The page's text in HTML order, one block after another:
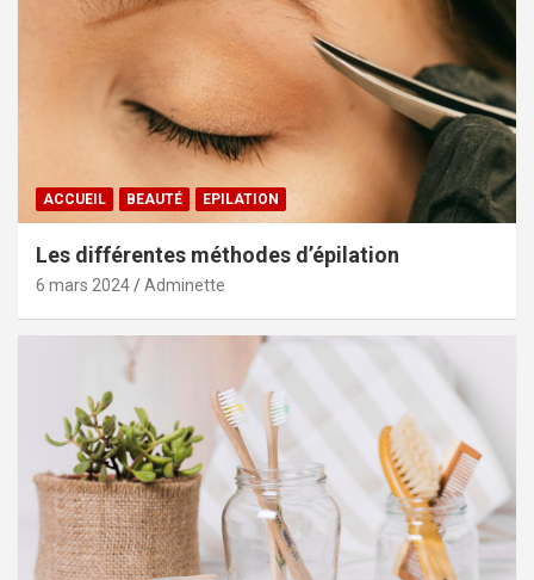
ACCUEIL BEAUTÉ EPILATION
Les différentes méthodes d’épilation
6 mars 2024 Adminette